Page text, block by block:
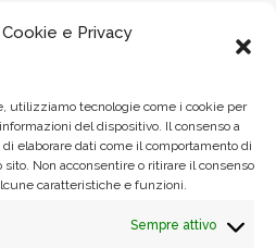
e Privacy
utilizziamo tecnologie come i cookie per
del dispositivo. Il consenso a
elaborare dati come il comportamento di
Non acconsentire o ritirare il consenso
caratteristiche e funzioni.
Sempre attivo